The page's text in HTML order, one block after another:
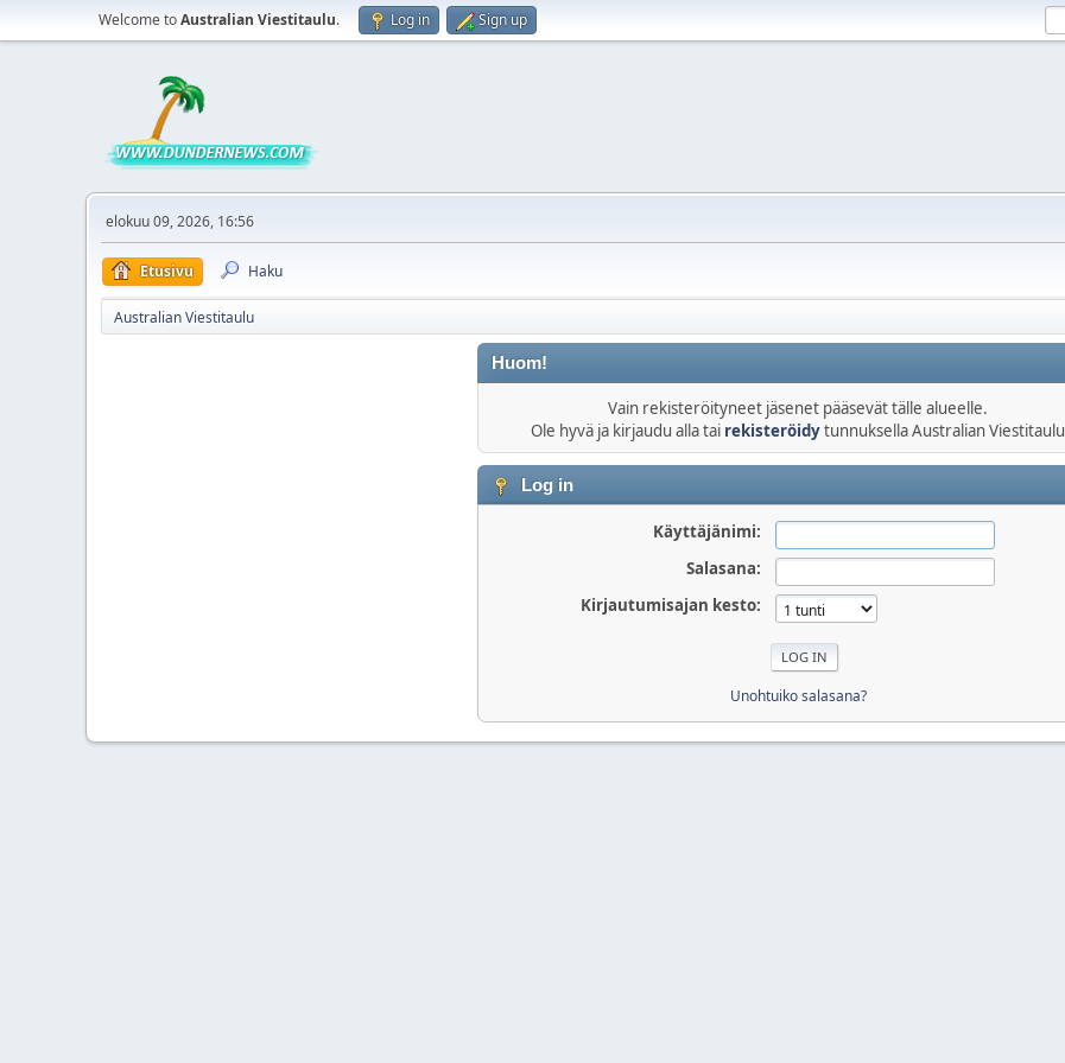
Welcome toAustralian Viestitaulu. Log in Sign up
elokuu 09, 2026, 16:56
Etusivu Haku
Australian Viestitaulu
Huom!
Vain rekisteröityneet jäsenet pääsevät tälle alueelle.
Ole hyvä ja kirjaudu alla tai rekisteröidytunnuksella Australian Viestitaulu
Log in
Käyttäjänimi:
Salasana:
Kirjautumisajan kesto:
Unohtuiko salasana?